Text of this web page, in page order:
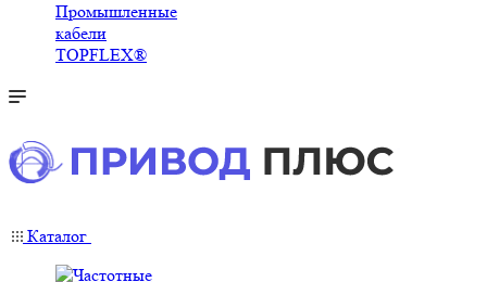
Промышленные
кабели
TOPFLEX®
Каталог